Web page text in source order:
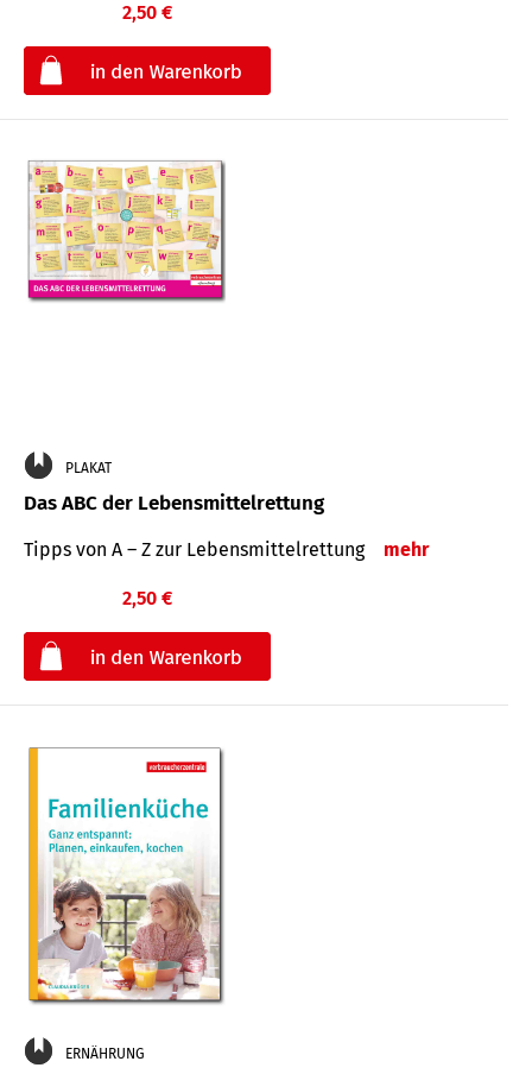
2,50 €
PLAKAT
Das ABC der Lebensmittelrettung
Tipps von A – Z zur Lebensmittelrettung mehr
2,50 €
ERNÄHRUNG